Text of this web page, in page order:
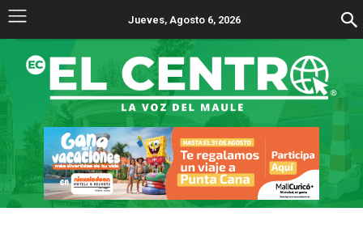
Jueves, Agosto 6, 2026